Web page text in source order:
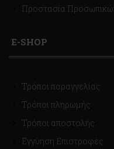
Προστασία
E-SHOP
Τρόποι παραγγελίας
Τρόποι πληρωμής
Τρόποι αποστολής
Εγγύηση Επιστροφές